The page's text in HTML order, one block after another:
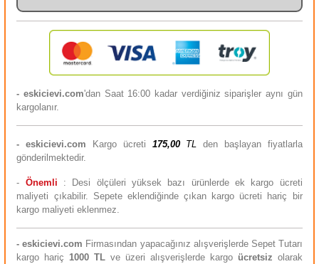
- eskicievi.com'dan Saat 16:00 kadar verdiğiniz siparişler aynı gün
kargolanır.
-eskicievi.com Kargo ücreti 175,00 TL den başlayan fiyatlarla
gönderilmektedir.
- Önemli
: Desi ölçüleri yüksek bazı ürünlerde ek kargo ücreti
maliyeti çıkabilir. Sepete eklendiğinde çıkan kargo ücreti hariç bir
kargo maliyeti eklenmez.
-eskicievi.com Firmasından yapacağınız alışverişlerde Sepet Tutarı
kargo hariç1000 TL ve üzeri alışverişlerde kargo ücretsiz olarak